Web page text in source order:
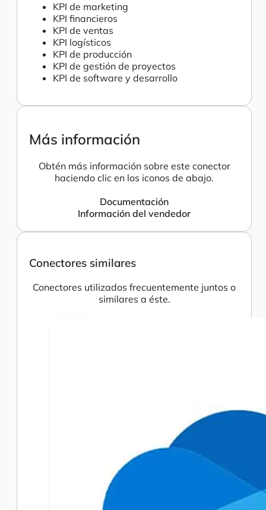
KPI de marketing
KPI financieros
KPI de ventas
KPI logísticos
KPI de producción
KPI de gestión de proyectos
KPI de software y desarrollo
Más información
Obtén más información sobre este conector
haciendo clic en los iconos de abajo.
Documentación
Información del vendedor
Conectores similares
Conectores utilizados frecuentemente juntos o
similares a éste.